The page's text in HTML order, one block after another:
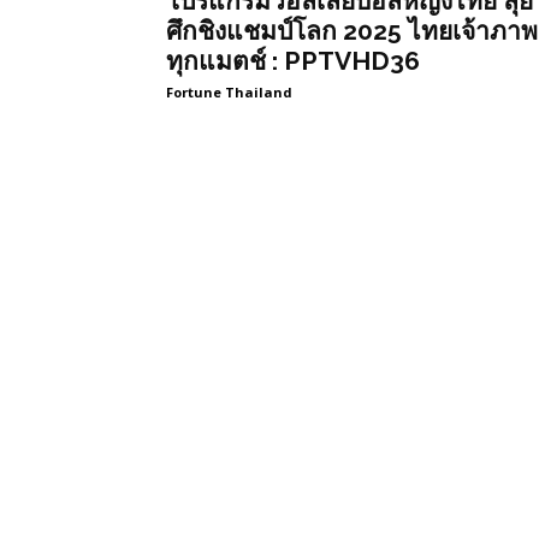
ศึกชิงแชมป์โลก 2025 ไทยเจ้าภาพ
ทุกแมตช์ : PPTVHD36
Fortune Thailand